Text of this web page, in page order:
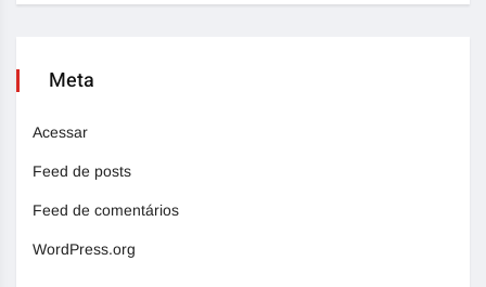
Meta
Acessar
Feed de posts
Feed de comentários
WordPress.org